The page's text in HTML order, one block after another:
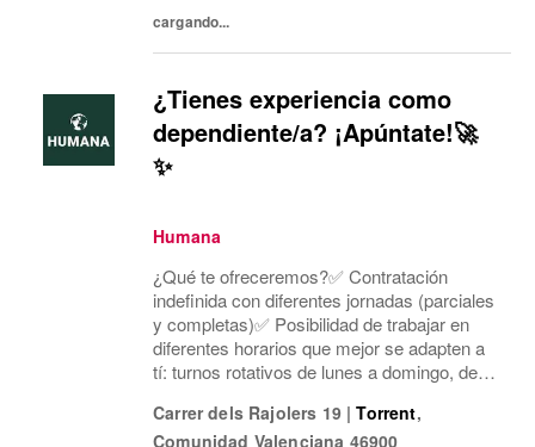
cargando...
¿Tienes experiencia como
dependiente/a? ¡Apúntate!🚀
✨
Humana
¿Qué te ofreceremos?✅ Contratación
indefinida con diferentes jornadas (parciales
y completas)✅ Posibilidad de trabajar en
diferentes horarios que mejor se adapten a
tí: turnos rotativos de lunes a domingo, de
laboral en cinco días a la semana y dos días
Carrer dels Rajolers 19 | Torrent,
Comunidad Valenciana 46900